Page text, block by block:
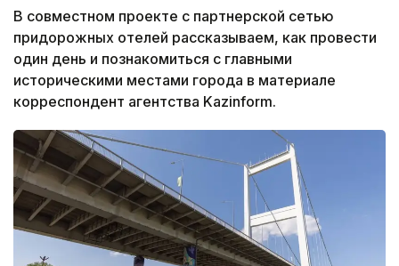
В совместном проекте с партнерской сетью
придорожных отелей рассказываем, как провести
один день и познакомиться с главными
историческими местами города в материале
корреспондент агентства Kazinform.